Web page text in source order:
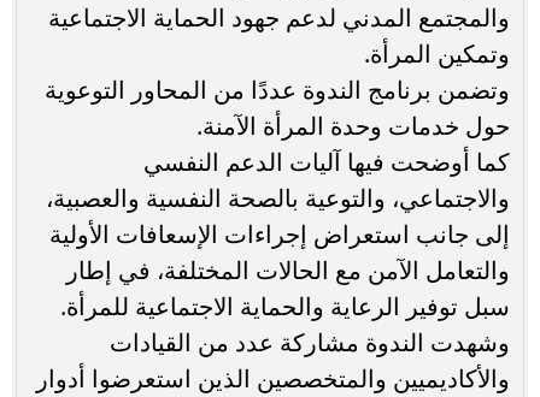
والمجتمع المدني لدعم جهود الحماية الاجتماعية
وتمكين المرأة.
وتضمن برنامج الندوة عددًا من المحاور التوعوية
حول خدمات وحدة المرأة الآمنة.
كما أوضحت فيها آليات الدعم النفسي
والاجتماعي، والتوعية بالصحة النفسية والعصبية،
إلى جانب استعراض إجراءات الإسعافات الأولية
والتعامل الآمن مع الحالات المختلفة، في إطار
سبل توفير الرعاية والحماية الاجتماعية للمرأة.
وشهدت الندوة مشاركة عدد من القيادات
والأكاديميين والمتخصصين الذين استعرضوا أدوار